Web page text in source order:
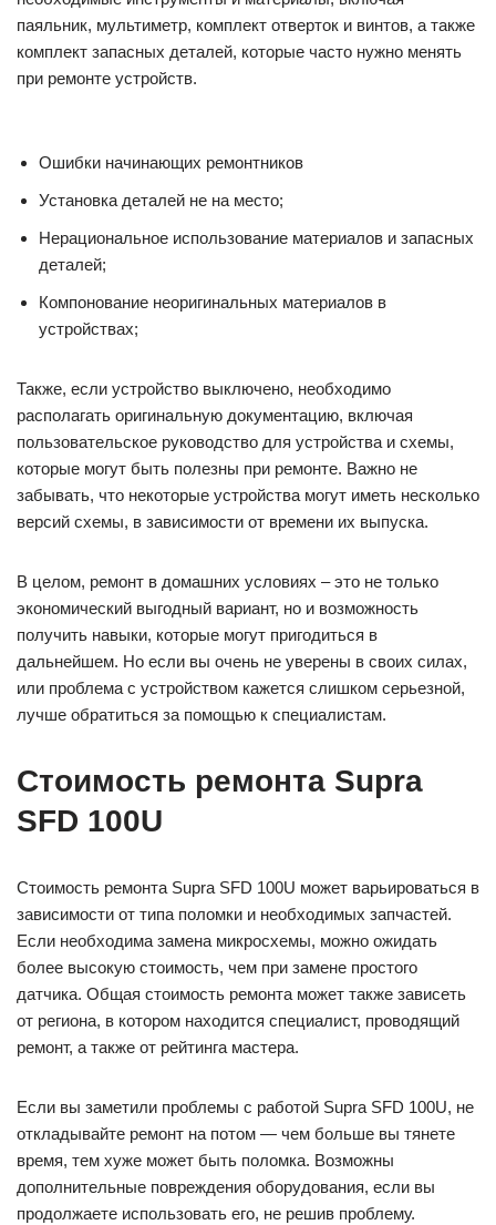
паяльник, мультиметр, комплект отверток и винтов, а также
комплект запасных деталей, которые часто нужно менять
при ремонте устройств.
Ошибки начинающих ремонтников
Установка деталей не на место;
Нерациональное использование материалов и запасных
деталей;
Компонование неоригинальных материалов в
устройствах;
Также, если устройство выключено, необходимо
располагать оригинальную документацию, включая
пользовательское руководство для устройства и схемы,
которые могут быть полезны при ремонте. Важно не
забывать, что некоторые устройства могут иметь несколько
версий схемы, в зависимости от времени их выпуска.
В целом, ремонт в домашних условиях – это не только
экономический выгодный вариант, но и возможность
получить навыки, которые могут пригодиться в
дальнейшем. Но если вы очень не уверены в своих силах,
или проблема с устройством кажется слишком серьезной,
лучше обратиться за помощью к специалистам.
Стоимость ремонта Supra
SFD 100U
Стоимость ремонта Supra SFD 100U может варьироваться в
зависимости от типа поломки и необходимых запчастей.
Если необходима замена микросхемы, можно ожидать
более высокую стоимость, чем при замене простого
датчика. Общая стоимость ремонта может также зависеть
от региона, в котором находится специалист, проводящий
ремонт, а также от рейтинга мастера.
Если вы заметили проблемы с работой Supra SFD 100U, не
откладывайте ремонт на потом — чем больше вы тянете
время, тем хуже может быть поломка. Возможны
дополнительные повреждения оборудования, если вы
продолжаете использовать его, не решив проблему.